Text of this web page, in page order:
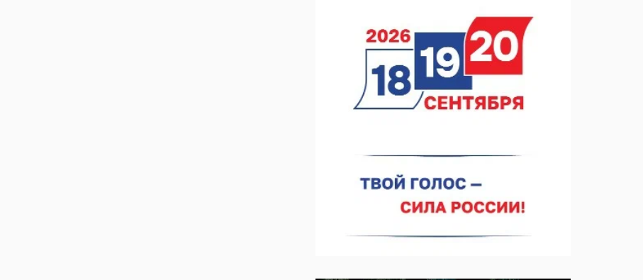
Кратковременные перерывы вещания
телерадиопрограмм ожидаются в Нижнем
Новгороде до 16 августа в связи с покраской
телебашни
07.08.2026 11:20